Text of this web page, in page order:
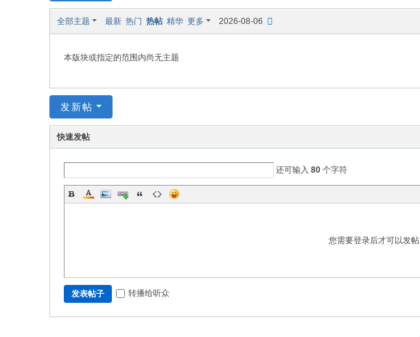
华
人
络
园
！
全部主题 最新 热门 热帖 精华 更多 2026-08-06
本版块或指定的范围内尚无主题
发新帖
快速发帖
还可输入 80 个字符
您需要登录后才可以发帖
发表帖子 转播给听众